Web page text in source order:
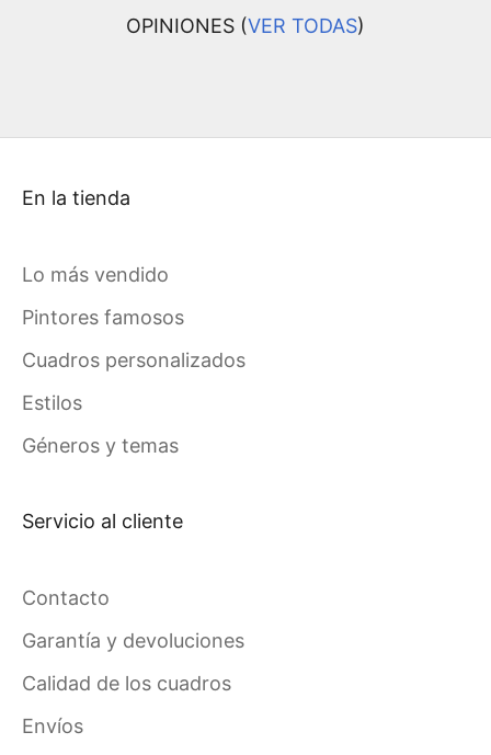
OPINIONES (VER TODAS)
En la tienda
Lo más vendido
Pintores famosos
Cuadros personalizados
Estilos
Géneros y temas
Servicio al cliente
Contacto
Garantía y devoluciones
Calidad de los cuadros
Envíos